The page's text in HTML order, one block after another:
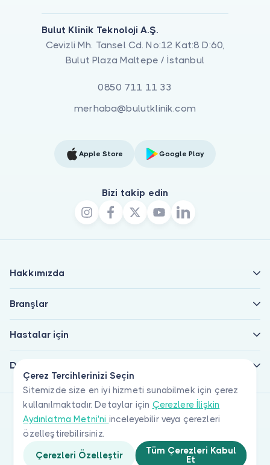
Çerez Tercihlerinizi Seçin
Sitemizde size en iyi hizmeti sunabilmek için çerez
kullanılmaktadır. Detaylar için Çerezlere İlişkin
Aydınlatma Metni'ni inceleyebilir veya çerezleri
özelleştirebilirsiniz.
Çerezleri Özelleştir
Tüm Çerezleri Kabul
Et
Bulut Klinik Teknoloji A.Ş.
Cevizli Mh. Tansel Cd. No:12 Kat:8 D:60,
Bulut Plaza Maltepe / İstanbul
0850 711 11 33
merhaba@bulutklinik.com
Apple Store Google Play
Bizi takip edin
Hakkımızda
Branşlar
Hastalar için
Doktorlar için